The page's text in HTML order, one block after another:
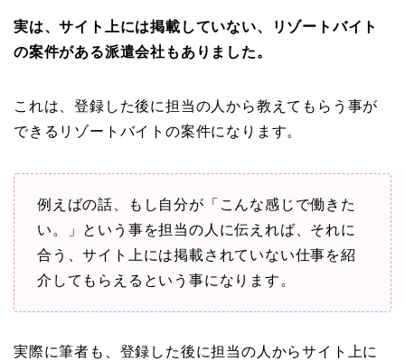
実は、サイト上には掲載していない、リゾートバイト
の案件がある派遣会社もありました。
これは、登録した後に担当の人から教えてもらう事が
できるリゾートバイトの案件になります。
例えばの話、もし自分が「こんな感じで働きた
い。」という事を担当の人に伝えれば、それに
合う、サイト上には掲載されていない仕事を紹
介してもらえるという事になります。
実際に筆者も、登録した後に担当の人からサイト上に